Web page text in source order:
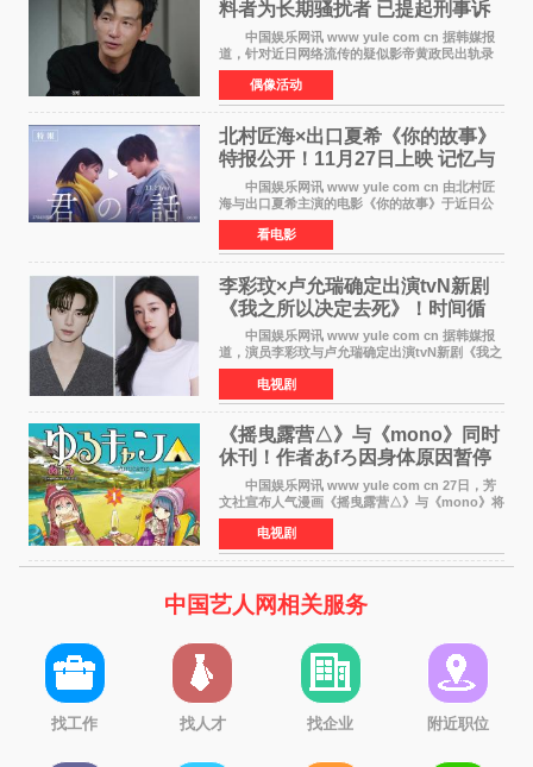
料者为长期骚扰者 已提起刑事诉
中国娱乐网讯 www yule com cn 据韩媒报
道，针对近日网络流传的疑似影帝黄政民出轨录
音及短信爆料，黄政民所属经纪公司于今日正式
发表声明，明确否认相关传闻。 公司表示，
爆料者是一名长
偶像活动
北村匠海×出口夏希《你的故事》
特报公开！11月27日上映 记忆与
初恋的奇幻交织
中国娱乐网讯 www yule com cn 由北村匠
海与出口夏希主演的电影《你的故事》于近日公
开特报影像，正式定档11月27日上映。 本片
改编自三秋缒同名小说，编剧由曾执笔《孤独摇
滚！》的吉田惠
看电影
李彩玟×卢允瑞确定出演tvN新剧
《我之所以决定去死》！时间循
环青春爱情来袭
中国娱乐网讯 www yule com cn 据韩媒报
道，演员李彩玟与卢允瑞确定出演tvN新剧《我之
所以决定去死》，分别担任男女主角。该剧预计
将于明年播出，引发观众期待。 本剧改编自
NAVER同名人气
电视剧
《摇曳露营△》与《mono》同时
休刊！作者あfろ因身体原因暂停
双连载
中国娱乐网讯 www yule com cn 27日，芳
文社宣布人气漫画《摇曳露营△》与《mono》将
暂停连载一段时间，原因是漫画家あfろ身体状况
不佳。 编辑部表示：一直承蒙各位对
《mono》的喜爱，
电视剧
中国艺人网相关服务
找工作 找人才 找企业 附近职位